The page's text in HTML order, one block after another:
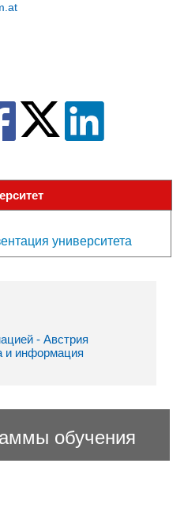
университета
- Австрия
и информация
обучения